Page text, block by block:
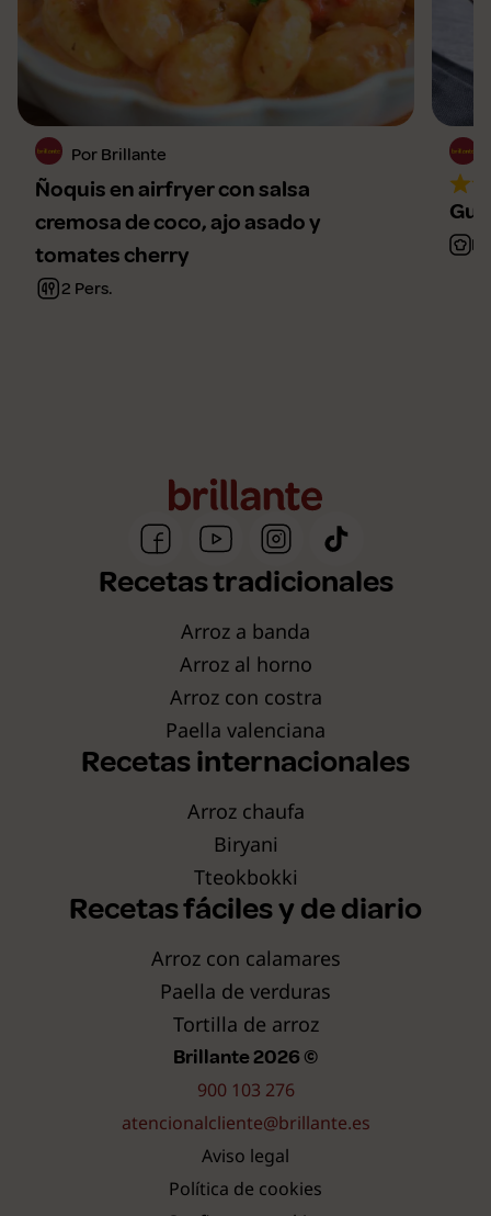
Por Brillante
Ñoquis en airfryer con salsa
cremosa de coco, ajo asado y
tomates cherry
2 Pers.
Recetas tradicionales
Arroz a banda
Arroz al horno
Arroz con costra
Paella valenciana
Recetas internacionales
Arroz chaufa
Biryani
Tteokbokki
Recetas fáciles y de diario
Arroz con calamares
Paella de verduras
Tortilla de arroz
Brillante 2026 ©
900 103 276
atencionalcliente@brillante.es
Aviso legal
Política de cookies